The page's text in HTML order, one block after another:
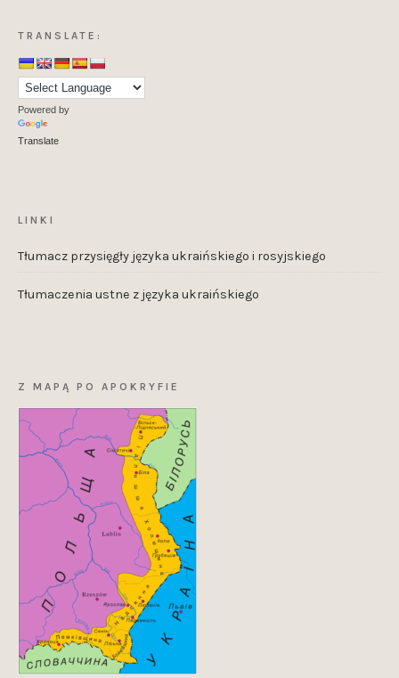
TRANSLATE:
Powered by
Translate
LINKI
Tłumacz przysięgły języka ukraińskiego i rosyjskiego
Tłumaczenia ustne z języka ukraińskiego
Z MAPĄ PO APOKRYFIE